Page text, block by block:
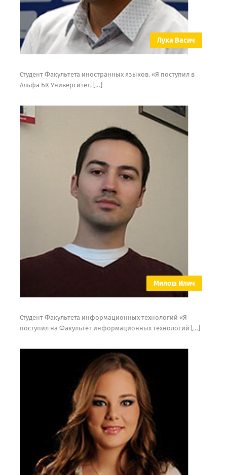
Лука Васич
Студент Факультета иностранных языков. «Я поступил в
Альфа БК Университет, […]
Милош Илич
Студент Факультета информационных технологий «Я
поступил на Факультет информационных технологий […]